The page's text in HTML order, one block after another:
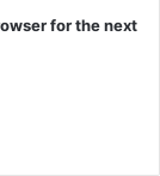
for the next